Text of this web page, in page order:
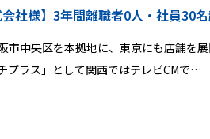
会社様】3年間離職者0人・社員30
市中央区を本拠地に、東京にも店舗を
プラス」として関西ではテレビCMで…